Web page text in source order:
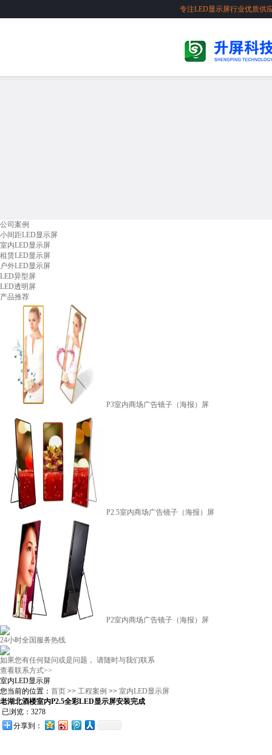
专注LED显示屏行业优质供
公司案例
小间距LED显示屏
室内LED显示屏
租赁LED显示屏
户外LED显示屏
LED异型屏
LED透明屏
产品推荐
P3室内商场广告镜子（海报）屏
P2.5室内商场广告镜子（海报）屏
P2室内商场广告镜子（海报）屏
24小时全国服务热线
如果您有任何疑问或是问题， 请随时与我们联系
查看联系方式>>
室内LED显示屏
您当前的位置： 首页 >> 工程案例 >> 室内LED显示屏
老湖北酒楼室内P2.5全彩LED显示屏安装完成
已浏览：3278
分享到：